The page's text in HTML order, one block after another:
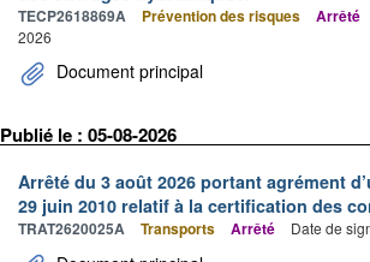
TECP2618869A Prévention des risques Arrêté
2026
Document principal
Publié le : 05-08-2026
Arrêté du 3 août 2026 portant agrément
29 juin 2010 relatif à la certification des
TRAT2620025A Transports Arrêté Date de